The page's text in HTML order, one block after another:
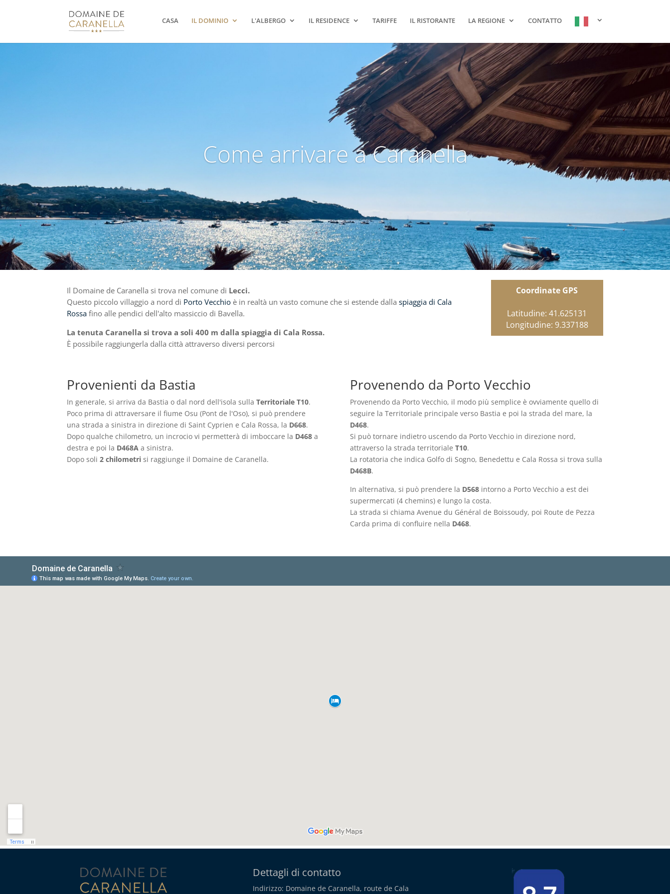
CASA IL DOMINIO L'ALBERGO IL RESIDENCE TARIFFE IL RISTORANTE LA REGIONE CONTATTO
Come arrivare a Caranella
Il Domaine de Caranella si trova nel comune di Lecci.
Questo piccolo villaggio a nord di Porto Vecchio è in realtà un vasto comune che si estende dallaspiaggia di Cala
Rossa fino alle pendici dell'alto massiccio di Bavella.
La tenuta Caranella si trova a soli 400 m dalla spiaggia di Cala Rossa.
È possibile raggiungerla dalla città attraverso diversi percorsi
Coordinate GPS
Latitudine: 41.625131
Longitudine: 9.337188
Provenienti da Bastia
In generale, si arriva da Bastia o dal nord dell'isola sullaTerritoriale T10.
Poco prima di attraversare il fiume Osu (Pont de l'Oso), si può prendere
una strada a sinistra in direzione di Saint Cyprien e Cala Rossa, la D668.
Dopo qualche chilometro, un incrocio vi permetterà di imboccare la D468 a
destra e poi la D468A a sinistra.
Dopo soli2 chilometri si raggiunge il Domaine de Caranella.
Provenendo da Porto Vecchio
Provenendo da Porto Vecchio, il modo più semplice è ovviamente quello di
seguire la Territoriale principale verso Bastia e poi la strada del mare, la
D468.
Si può tornare indietro uscendo da Porto Vecchio in direzione nord,
attraverso la strada territoriale T10.
La rotatoria che indica Golfo di Sogno, Benedettu e Cala Rossa si trova sulla
D468B.
In alternativa, si può prendere la D568intorno a Porto Vecchio a est dei
supermercati (4 chemins) e lungo la costa.
La strada si chiama Avenue du Général de Boissoudy, poi Route de Pezza
Carda prima di confluire nella D468.
Dettagli di contatto
Indirizzo: Domaine de Caranella, route de Cala